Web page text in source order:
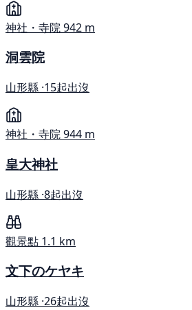
神社・寺院942 m
洞雲院
山形縣 ·15起出沒
神社・寺院944 m
皇大神社
山形縣 ·8起出沒
觀景點 1.1 km
文下のケヤキ
山形縣 ·26起出沒